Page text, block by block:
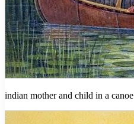
indian mother and child in a canoe